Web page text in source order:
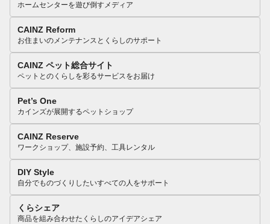
ホームセンターを遊び倒すメディア
CAINZ Reform
お住まいのメンテナンスとくらしのサポート
CAINZ ペット総合サイト
ペットとのくらしを彩るサービスをお届け
Pet’s One
カインズが展開するペットショップ
CAINZ Reserve
ワークショップ、施設予約、工具レンタル
DIY Style
自分でものづくりしたいすべての人をサポート
くらシェア
商品を組み合わせたくらしのアイデアシェア